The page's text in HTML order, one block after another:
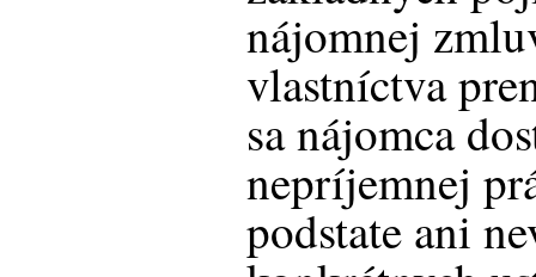
nájomnej
vlastníctva
sa nájomca
nepríjemnej
podstate ani